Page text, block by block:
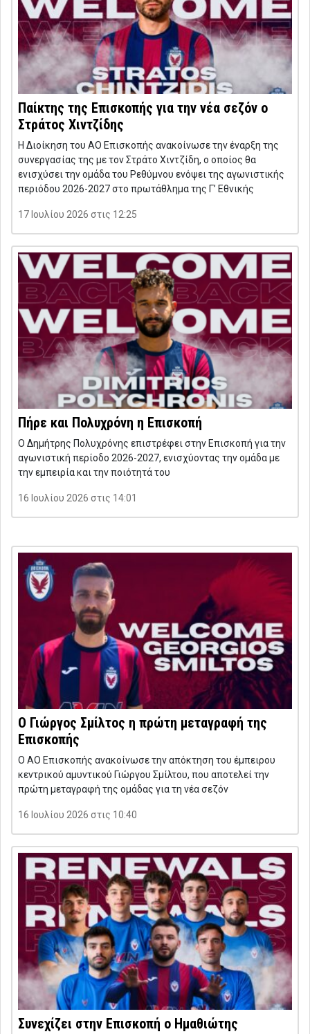
Παίκτης της Επισκοπής για την νέα σεζόν ο
Στράτος Χιντζίδης
Η Διοίκηση του ΑΟ Επισκοπής ανακοίνωσε την έναρξη της
συνεργασίας της με τον Στράτο Χιντζίδη, ο οποίος θα
ενισχύσει την ομάδα του Ρεθύμνου ενόψει της αγωνιστικής
περιόδου 2026-2027 στο πρωτάθλημα της Γ’ Εθνικής
17 Ιουλίου 2026 στις 12:25
Πήρε και Πολυχρόνη η Επισκοπή
Ο Δημήτρης Πολυχρόνης επιστρέφει στην Επισκοπή για την
αγωνιστική περίοδο 2026-2027, ενισχύοντας την ομάδα με
την εμπειρία και την ποιότητά του
16 Ιουλίου 2026 στις 14:01
Ο Γιώργος Σμίλτος η πρώτη μεταγραφή της
Επισκοπής
Ο ΑΟ Επισκοπής ανακοίνωσε την απόκτηση του έμπειρου
κεντρικού αμυντικού Γιώργου Σμίλτου, που αποτελεί την
πρώτη μεταγραφή της ομάδας για τη νέα σεζόν
16 Ιουλίου 2026 στις 10:40
Συνεχίζει στην Επισκοπή ο Ημαθιώτης